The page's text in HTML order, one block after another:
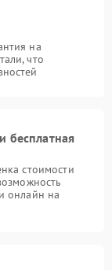
на
что
бесплатная
стоимости
онлайн на